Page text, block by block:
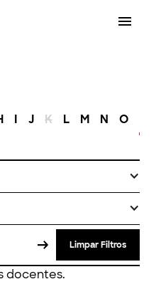
I J K L M N O
Limpar Filtros
docentes.